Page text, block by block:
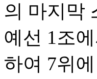
의 마지막
예선 1조
하여 7위